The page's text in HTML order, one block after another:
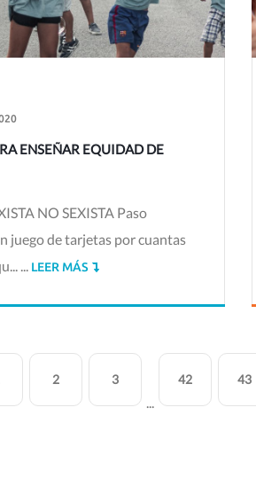
ENSEÑAR EQUIDAD DE
NO SEXISTA Paso
juego de tarjetas por cuantas
...
LEER MÁS
2 3
...
42 43